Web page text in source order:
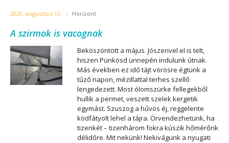
2020. augusztus 13. - Horizont
A szirmok is vacognak
Beköszöntött a május. Jószerivel el is telt,
hiszen Pünkösd ünnepén indulunk útnak.
Más években ez idő tájt vörösre égtünk a
tűző napon, mézillattal terhes szellő
lengedezett. Most ólomszürke fellegekből
hullik a permet, veszett szelek kergetik
egymást. Szuszog a hűvös éj, reggelente
ködfátyolt lehel a tájra. Örvendezhetünk, ha
tizenkét – tizenhárom fokra kúszik hőmérőnk
délidőre. Mit nekünk! Nekivágunk a nyugati